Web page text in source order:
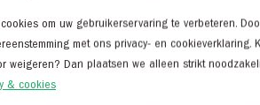
om uw gebruikerservaring te verbeteren.
met ons privacy- en cookieverklaring.
weigeren? Dan plaatsen we alleen strikt
& cookies